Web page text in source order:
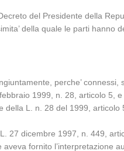
del Presidente della
della quale le parti hanno
perche’ connessi,
1999, n. 28, articolo 5,
della L. n. 28 del 1999, articolo
27 dicembre 1997, n. 449,
fornito l’interpretazione